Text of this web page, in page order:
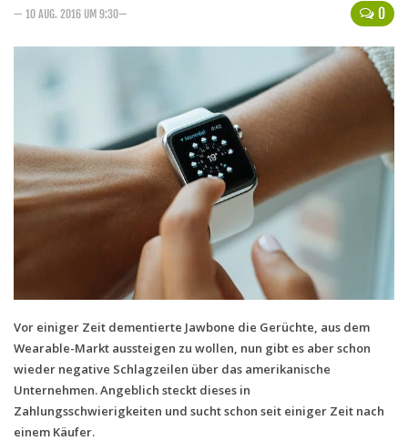
Handytarife
BASE
Smartphonetarife
Prepaid-Tarife
Datentarife
Flatrate-Prepaidtarife
Mobilfunk-Vergleichsrechner
Mobilfunk-Tarifrechner
Flatrate-Datentarife
0
— 10 AUG. 2016 UM 9:30—
Vor einiger Zeit dementierte Jawbone die Gerüchte, aus dem
Wearable-Markt aussteigen zu wollen, nun gibt es aber schon
wieder negative Schlagzeilen über das amerikanische
Unternehmen. Angeblich steckt dieses in
Zahlungsschwierigkeiten und sucht schon seit einiger Zeit nach
einem Käufer.